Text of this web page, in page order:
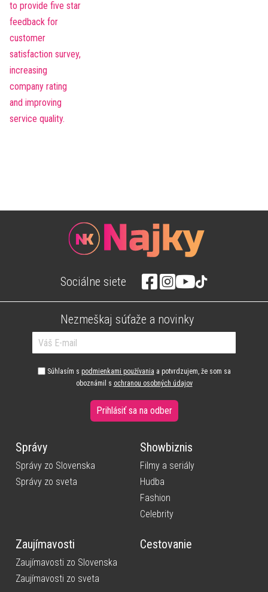
Sociálne siete
Nezmeškaj súťaže a novinky
Súhlasím s podmienkami používania a potvrdzujem, že som sa
oboznámil s ochranou osobných údajov
Prihlásiť sa na odber
Správy
Správy zo Slovenska
Správy zo sveta
Showbiznis
Filmy a seriály
Hudba
Fashion
Celebrity
Zaujímavosti
Zaujímavosti zo Slovenska
Zaujímavosti zo sveta
Cestovanie